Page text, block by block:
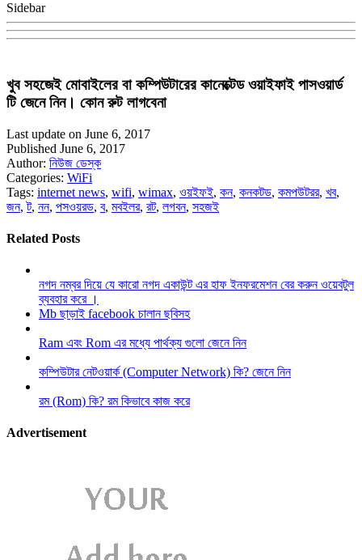
Sidebar
খুব সহজেই মোবাইলের বা কম্পিউটারের কানেক্টেড ওয়াইফাই পাসওয়ার্ড
টি জেনে নিন। কোন রুট লাগবেনা
Last update on June 6, 2017
Published June 6, 2017
Author: নিউজ ডেস্ক
Categories: WiFi
Tags: internet news, wifi, wimax, ওয়ইফই, কন, কনকটড, কমপউটরর, খব,
জন,ট, নন, পসওয়রড, ব, মবইলর, রট, লগবন, সহজই
Related Posts
নগদ নম্বর দিয়ে যে কারো নগদ একাউন্ট এর হাফ ইনফরমেশন বের করুন ওয়েবটুল
ব্যবহার করে ।
Mb ছাড়াই facebook চালান ছবিসহ
Ram এবং Rom এর মধ্যে পার্থক্য গুলো জেনে নিন
কম্পিউটার নেটওয়ার্ক (Computer Network) কি? জেনে নিন
রম (Rom) কি? রম কিভাবে কাজ করে
Advertisement